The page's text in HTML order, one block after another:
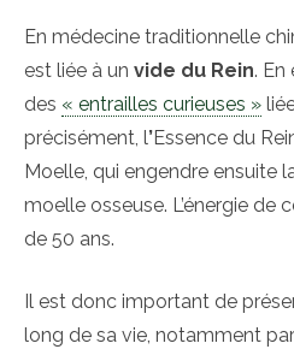
En médecine traditionnelle
est liée à un vide du Rein. En
des « entrailles curieuses »
précisément, l’Essence du
Moelle, qui engendre ensuite
moelle osseuse. L’énergie de
de 50 ans.
Il est donc important de
long de sa vie, notamment